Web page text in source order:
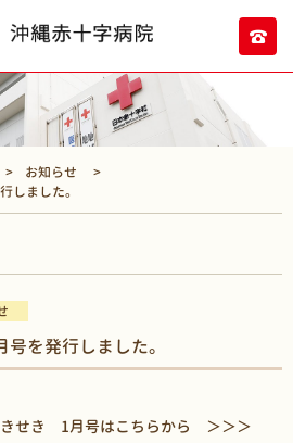
お知らせ
ました。
を発行しました。
せき 1月号はこちらから ＞＞＞